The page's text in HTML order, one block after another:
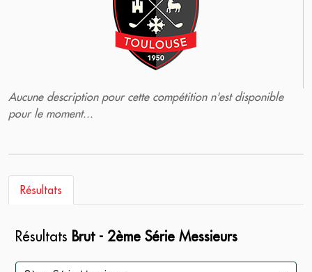
Aucune description pour cette compétition n'est disponible
pour le moment...
Résultats
Résultats Brut - 2ème Série Messieurs